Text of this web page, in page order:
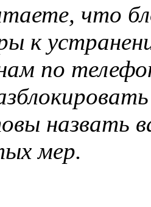
что
к
по
назвать
мер.